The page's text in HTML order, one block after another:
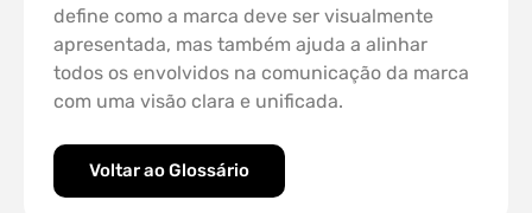
define como a marca deve ser visualmente
apresentada, mas também ajuda a alinhar
todos os envolvidos na comunicação da marca
com uma visão clara e unificada.
Voltar ao Glossário